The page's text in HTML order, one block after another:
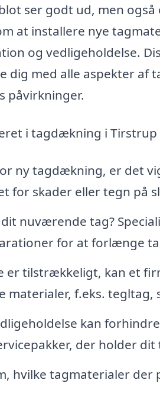
ser godt ud, men
at installere nye
og vedligeholdelse.
med alle aspekter af
påvirkninger.
i tagdækning i Tirstrup
ny tagdækning, er det
for skader eller tegn på
nuværende tag?
for at forlænge
er tilstrækkeligt, kan et
f.eks. tegltag,
kan
der holder dit
hvilke tagmaterialer der